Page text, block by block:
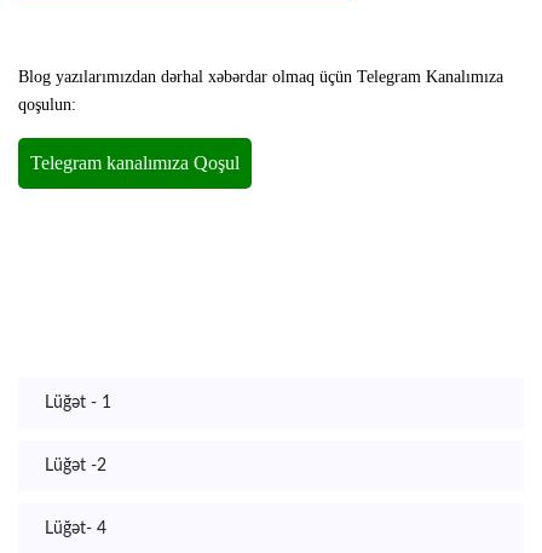
Blog yazılarımızdan dərhal xəbərdar olmaq üçün Telegram Kanalımıza
qoşulun:
Lüğət - 1
Lüğət -2
Lüğət- 4